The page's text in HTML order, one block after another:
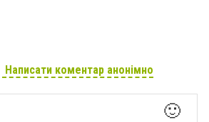
Написати коментар анонімно
🙂